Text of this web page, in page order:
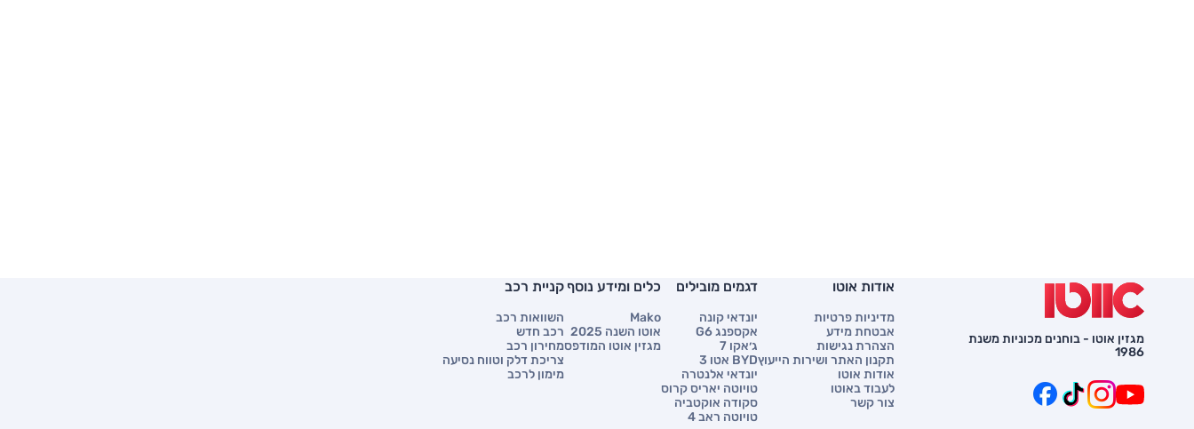
מגזין אוטו - בוחנים מכוניות משנת
1986
אודות אוטו
מדיניות פרטיות
אבטחת מידע
הצהרת נגישות
תקנון האתר ושירות הייעוץ
אודות אוטו
לעבוד באוטו
צור קשר
דגמים מובילים
יונדאי קונה
אקספנג G6
ג׳אקו 7
BYD אטו 3
יונדאי אלנטרה
טויוטה יאריס קרוס
סקודה אוקטביה
טויוטה ראב 4
כלים ומידע נוסף
Mako
אוטו השנה 2025
מגזין אוטו המודפס
קניית רכב
השוואות רכב
רכב חדש
מחירון רכב
צריכת דלק וטווח נסיעה
מימון לרכב